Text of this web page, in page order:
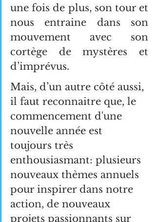
une fois de plus, son tour et
nous entraine dans son
mouvement avec son
cortège de mystères et
d’imprévus.
Mais, d’un autre côté aussi,
il faut reconnaitre que, le
commencement d'une
nouvelle année est
toujours très
enthousiasmant: plusieurs
nouveaux thèmes annuels
pour inspirer dans notre
action, de nouveaux
projets passionnants sur